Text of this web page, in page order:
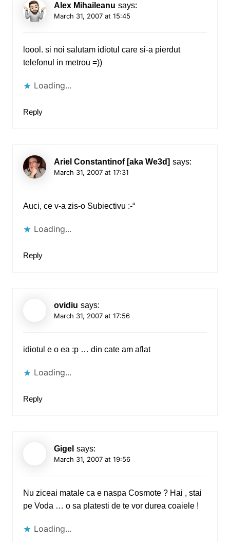
Alex Mihaileanu says:
March 31, 2007 at 15:45
loool. si noi salutam idiotul care si-a pierdut
telefonul in metrou =))
Loading...
Reply
Ariel Constantinof [aka We3d] says:
March 31, 2007 at 17:31
Auci, ce v-a zis-o Subiectivu :-“
Loading...
Reply
ovidiu says:
March 31, 2007 at 17:56
idiotul e o ea :p … din cate am aflat
Loading...
Reply
Gigel says:
March 31, 2007 at 19:56
Nu ziceai matale ca e naspa Cosmote ? Hai , stai
pe Voda … o sa platesti de te vor durea coaiele !
Loading...